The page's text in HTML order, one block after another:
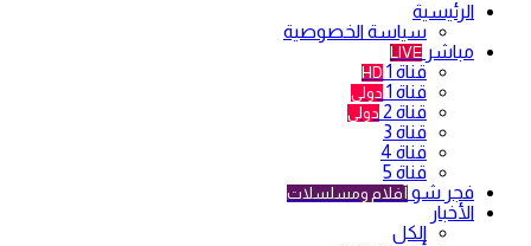
الرئيسية
سياسة الخصوصية
مباشر LIVE
قناة 1 HD
قناة 1 دولي
قناة 2 دولي
قناة 3
قناة 4
قناة 5
فجر شو أفلام ومسلسلات
الأخبار
الكل